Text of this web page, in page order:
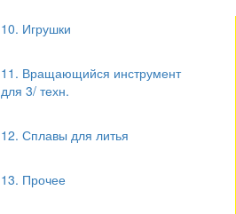
10. Игрушки
11. Вращающийся инструмент
для 3/ техн.
12. Сплавы для литья
13. Прочее